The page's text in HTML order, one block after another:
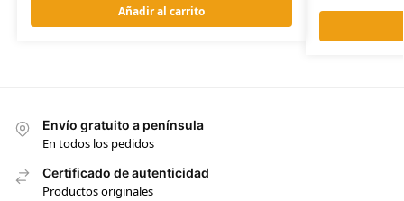
Añadir al carrito
Envío gratuito a península
En todos los pedidos
Certificado de autenticidad
Productos originales